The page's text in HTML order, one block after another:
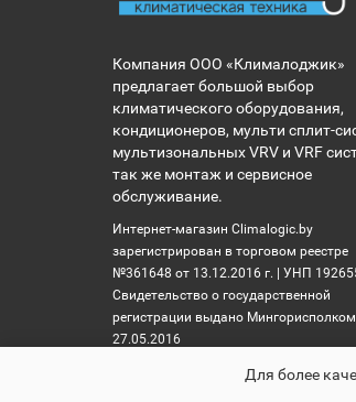
Компания ООО «Клималоджик»
предлагает большой выбор
климатического оборудования,
кондиционеров, мульти сплит-
мультизональных VRV и VRF
так же монтаж и сервисное
обслуживание.
Интернет-магазин Climalogic.by
зарегистрирован в торговом реестре
№361648 от 13.12.2016 г. | УНП
Свидетельство о государственной
регистрации выдано
27.05.2016
Для более